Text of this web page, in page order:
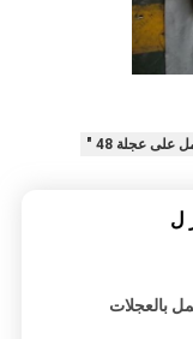
عجلة 48 "
ل